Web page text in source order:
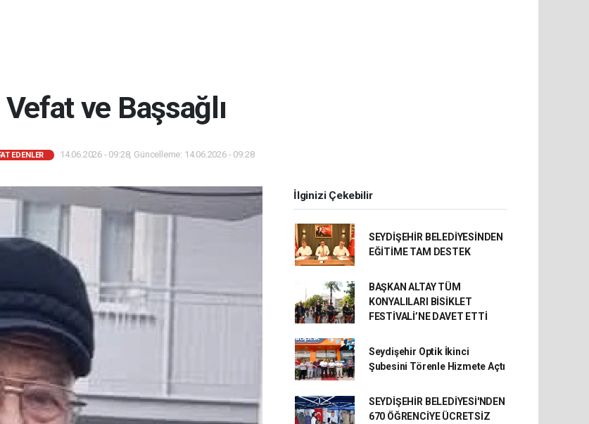
Vefat ve Başsağlı
EDENLER 14.06.2026 - 09:28, Güncelleme: 14.06.2026 - 09:28
İlginizi Çekebilir
SEYDİŞEHİR BELEDİYESİNDEN
EĞİTİME TAM DESTEK
BAŞKAN ALTAY TÜM
KONYALILARI BİSİKLET
FESTİVALİ’NE DAVET ETTİ
Seydişehir Optik İkinci
Şubesini Törenle Hizmete Açtı
SEYDİŞEHİR BELEDİYESİ'NDEN
670 ÖĞRENCİYE ÜCRETSİZ